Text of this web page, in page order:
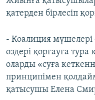
қатерден бірлесіп
- Коалиция мүшелері
өздері қорғауға тура
оларды «суға
принципімен
қатысушы Елена